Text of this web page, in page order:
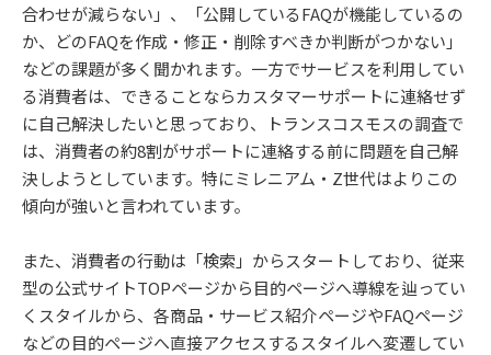
合わせが減らない」、「公開しているFAQが機能しているの
か、どのFAQを作成・修正・削除すべきか判断がつかない」
などの課題が多く聞かれます。一方でサービスを利用してい
る消費者は、できることならカスタマーサポートに連絡せず
に自己解決したいと思っており、トランスコスモスの調査で
は、消費者の約8割がサポートに連絡する前に問題を自己解
決しようとしています。特にミレニアム・Z世代はよりこの
傾向が強いと言われています。
また、消費者の行動は「検索」からスタートしており、従来
型の公式サイトTOPページから目的ページへ導線を辿ってい
くスタイルから、各商品・サービス紹介ページやFAQページ
などの目的ページへ直接アクセスするスタイルへ変遷してい